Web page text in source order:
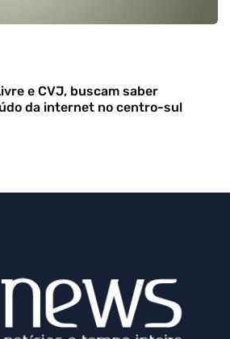
e CVJ, buscam saber
da internet no centro-sul